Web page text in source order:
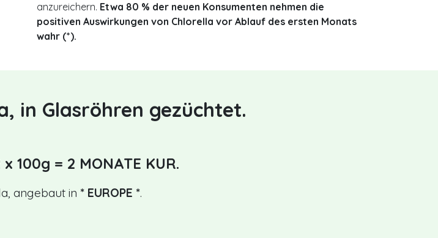
anzureichern. Etwa 80 % der neuen Konsumenten nehmen die
positiven Auswirkungen von Chlorella vor Ablauf des ersten Monats
wahr (*).
in Glasröhren gezüchtet.
x 100g = 2 MONATE KUR.
angebaut in * EUROPE *.